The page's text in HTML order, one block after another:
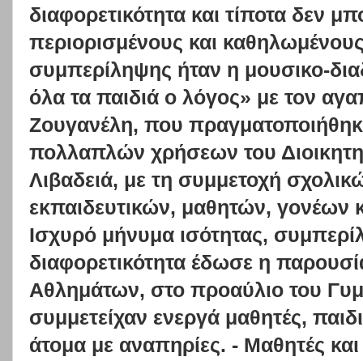
διαφορετικότητα και τίποτα δεν
περιορισμένους και
συμπερίληψης ήταν η μουσικο-
όλα τα παιδιά ο λόγος» με τον
Ζουγανέλη, που
πολλαπλών χρήσεων του
Λιβαδειά, με τη συμμετοχή
εκπαιδευτικών, μαθητών, γονέων
Ισχυρό μήνυμα ισότητας,
διαφορετικότητα έδωσε η
Αθλημάτων, στο προαύλιο του
συμμετείχαν ενεργά μαθητές,
άτομα με αναπηρίες. - Μαθητές και